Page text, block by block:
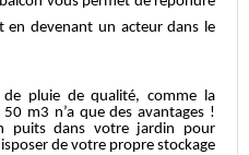
devenant un acteur dans le
de pluie de qualité, comme la
m3 n’a que des avantages !
puits dans votre jardin pour
de votre propre stockage